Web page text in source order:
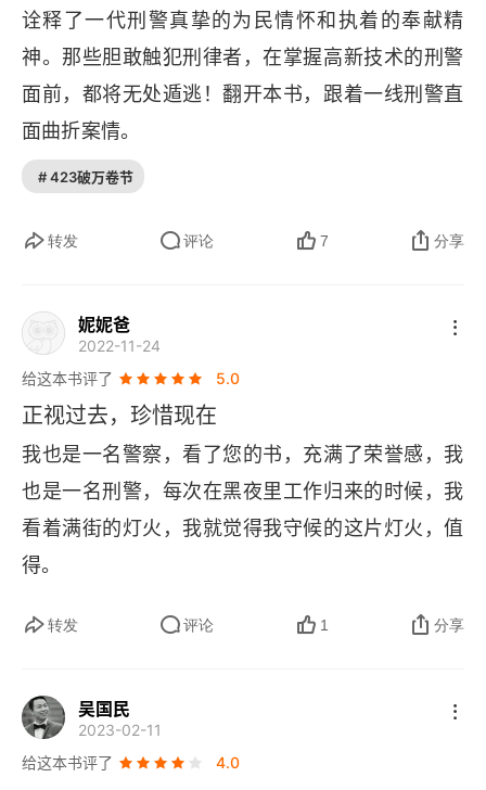
成大错也都写进去了，每个角色都有血有肉。最
后，致敬每一位了不起的刑警～
诠释了一代刑警真挚的为民情怀和执着的奉献精
神。那些胆敢触犯刑律者，在掌握高新技术的刑警
面前，都将无处遁逃！翻开本书，跟着一线刑警直
面曲折案情。
# 423破万卷节
转发 评论 7 分享
妮妮爸
2022-11-24
给这本书评了
5.0
正视过去，珍惜现在
我也是一名警察，看了您的书，充满了荣誉感，我
也是一名刑警，每次在黑夜里工作归来的时候，我
看着满街的灯火，我就觉得我守候的这片灯火，值
得。
转发 评论 1 分享
吴国民
2023-02-11
给这本书评了
4.0